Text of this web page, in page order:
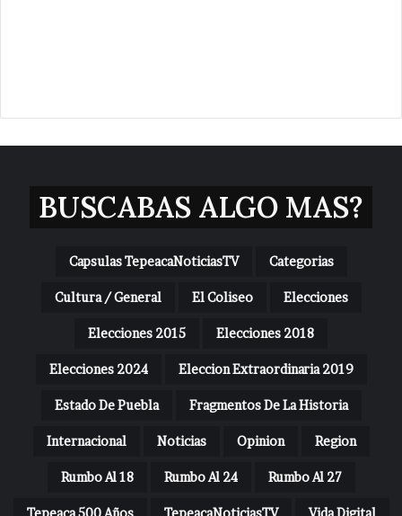
BUSCABAS ALGO MAS?
Capsulas TepeacaNoticiasTV Categorias
Cultura / General El Coliseo Elecciones
Elecciones 2015 Elecciones 2018
Elecciones 2024 Eleccion Extraordinaria 2019
Estado De Puebla Fragmentos De La Historia
Internacional Noticias Opinion Region
Rumbo Al 18 Rumbo Al 24 Rumbo Al 27
Tepeaca 500 Años TepeacaNoticiasTV Vida Digital